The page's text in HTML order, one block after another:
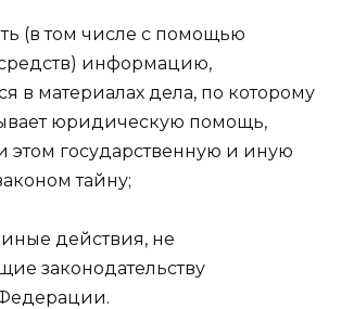
(в том числе с помощью
информацию,
в материалах дела, по которому
юридическую помощь,
этом государственную и иную
тайну;
действия, не
законодательству